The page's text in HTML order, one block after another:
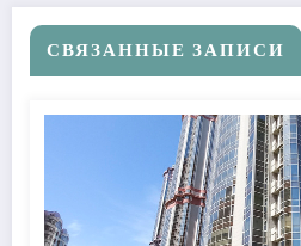
СВЯЗАННЫЕ ЗАПИСИ